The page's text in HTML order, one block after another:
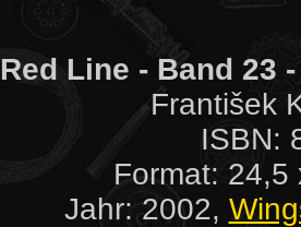
Red Line - Band 23
František
ISBN:
Format: 24,5
Jahr: 2002,